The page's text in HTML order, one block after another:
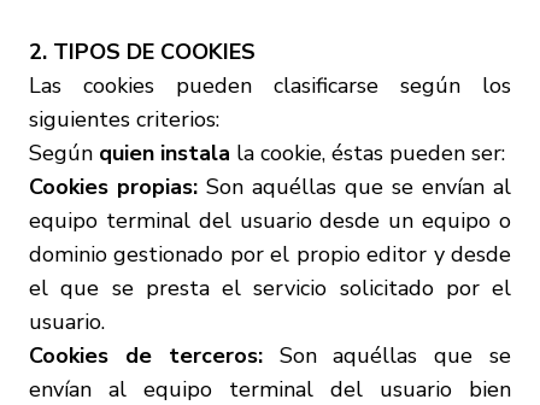
2. TIPOS DE COOKIES
Las cookies pueden clasificarse según los
siguientes criterios:
Según quien instala la cookie, éstas pueden ser:
Cookies propias: Son aquéllas que se envían al
equipo terminal del usuario desde un equipo o
dominio gestionado por el propio editor y desde
el que se presta el servicio solicitado por el
usuario.
Cookies de terceros:Son aquéllas que se
envían al equipo terminal del usuario bien